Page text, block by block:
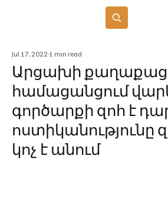
Արցախի
համացանցում
գործարքի զոհ է
ոստիկանությունը
կոչ է անում
Jul 17, 2022 1 min read